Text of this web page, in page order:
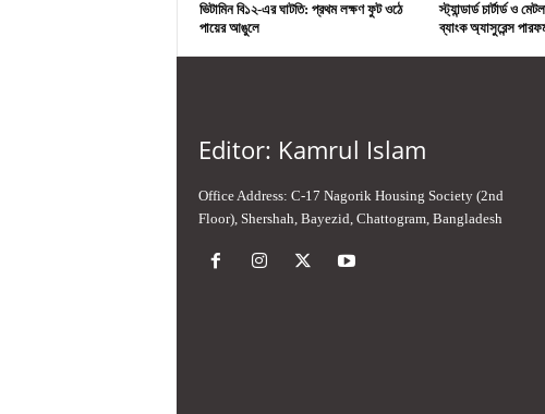
ভিটামিন বি১২-এর ঘাটতি: প্রথম লক্ষণ ফুট ওঠে
পায়ের আঙুলে
স্ট্যান্ডার্ড চার্টার্ড ও
ব্যাংক অ্যাসুরেন্স
Editor: Kamrul Islam
Office Address: C-17 Nagorik Housing Society (2nd
Floor), Shershah, Bayezid, Chattogram, Bangladesh